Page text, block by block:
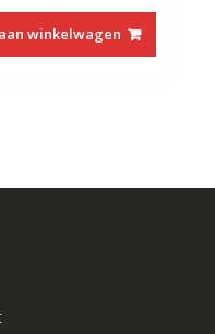
was:
€223.00.€167.00.
winkelwagen